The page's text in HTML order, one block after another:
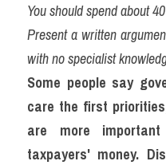
Environment
Đề thi thật Task 1
Process
Task 1
You should spend about
Present a written
with no specialist
Some people say
care the first
are more
taxpayers' money.